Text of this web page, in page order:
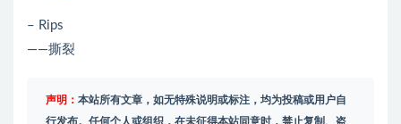
– Rips
——撕裂
声明： 本站所有文章，如无特殊说明或标注，均为投稿或用户自
行发布。任何个人或组织，在未征得本站同意时，禁止复制、盗